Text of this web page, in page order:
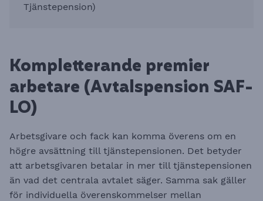
Tjänstepension)
Kompletterande premier
arbetare (Avtalspension SAF-
LO)
Arbetsgivare och fack kan komma överens om en
högre avsättning till tjänstepensionen. Det betyder
att arbetsgivaren betalar in mer till tjänstepensionen
än vad det centrala avtalet säger. Samma sak gäller
för individuella överenskommelser mellan